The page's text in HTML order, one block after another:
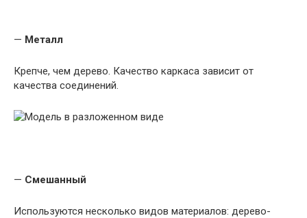
— Металл
Крепче, чем дерево. Качество каркаса зависит от
качества соединений.
— Смешанный
Используются несколько видов материалов: дерево-